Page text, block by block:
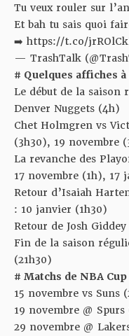
Tu veux rouler sur
Et bah tu sais quoi
➡️ https://t.co/
— TrashTalk
# Quelques affiches
Le début de la saison
Denver Nuggets (4h)
Chet Holmgren vs
(3h30), 19 novembre
La revanche des
17 novembre (1h), 17
Retour d’Isaiah
: 10 janvier (1h30)
Retour de Josh
Fin de la saison
(21h30)
# Matchs de NBA Cup
15 novembre vs Suns
19 novembre @ Spurs
29 novembre @